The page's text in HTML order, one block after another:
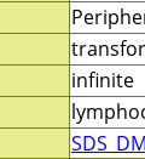
infinite